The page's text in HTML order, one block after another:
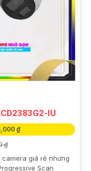
IU
₫
₫
camera giá rẻ nhưng
Scan